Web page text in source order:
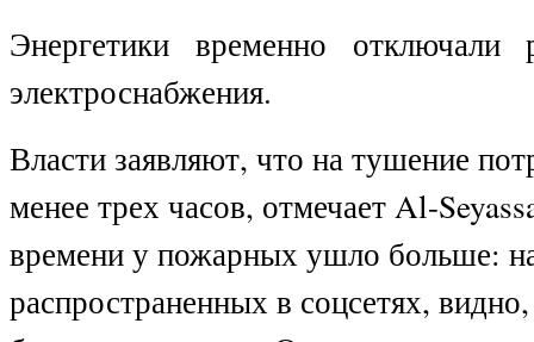
Энергетики временно
электроснабжения.
Власти заявляют, что на тушение
менее трех часов, отмечаетAl-
времени у пожарных ушло больше:
распространенных в соцсетях,